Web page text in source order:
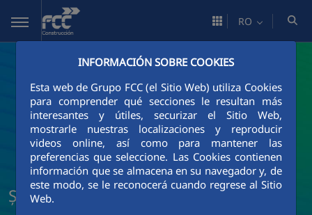
Skip to Main Content
INFORMACIÓN SOBRE COOKIES
Esta web de Grupo FCC (el Sitio Web) utiliza Cookies
para comprender qué secciones le resultan más
interesantes y útiles, securizar el Sitio Web,
mostrarle nuestras localizaciones y reproducir
videos online, así como para mantener las
preferencias que seleccione. Las Cookies contienen
información que se almacena en su navegador y, de
este modo, se le reconocerá cuando regrese al Sitio
Web.
RO
Știri și actualități FCC Construcción